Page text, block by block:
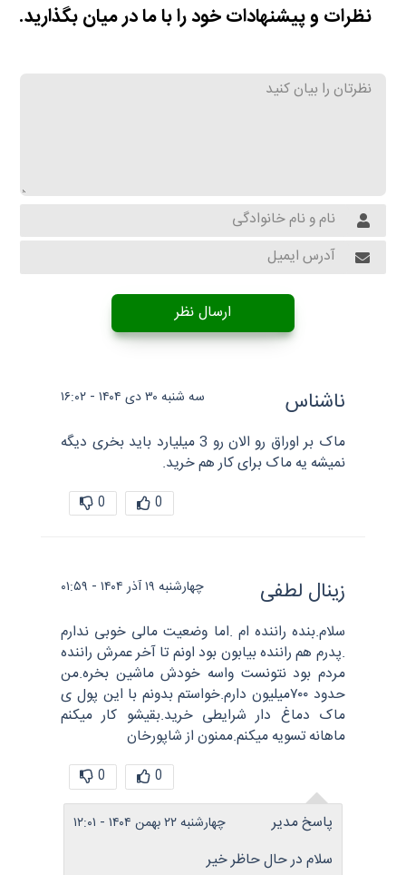
نظرات و پیشنهادات خود را با ما در میان بگذارید.
ارسال نظر
ناشناس سه شنبه ۳۰ دی ۱۴۰۴ - ۱۶:۰۲
ماک بر اوراق رو الان رو 3 میلیارد باید بخری دیگه
نمیشه یه ماک برای کار هم خرید.
0
0
زینال لطفی چهارشنبه ۱۹ آذر ۱۴۰۴ - ۰۱:۵۹
سلام.بنده راننده ام .اما وضعیت مالی خوبی ندارم
.پدرم هم راننده بیابون بود اونم تا آخر عمرش راننده
مردم بود نتونست واسه خودش ماشین بخره.من
حدود ۷۰۰میلیون دارم.خواستم بدونم با این پول ی
ماک دماغ دار شرایطی خرید.بقیشو کار میکنم
ماهانه تسویه میکنم.ممنون از شاپورخان
0
0
پاسخ مدیر چهارشنبه ۲۲ بهمن ۱۴۰۴ - ۱۲:۰۱
سلام در حال حاظر خیر